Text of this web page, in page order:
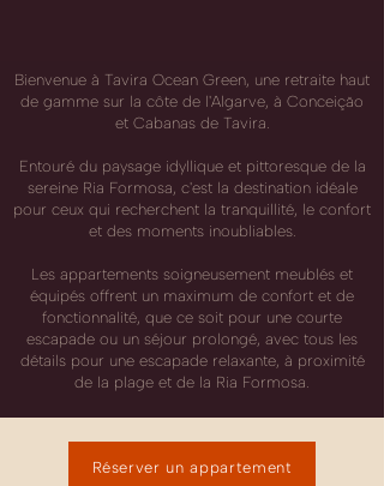
Bienvenue à Tavira Ocean Green, une retraite haut
de gamme sur la côte de l'Algarve, à Conceição
et Cabanas de Tavira.
Entouré du paysage idyllique et pittoresque de la
sereine Ria Formosa, c'est la destination idéale
pour ceux qui recherchent la tranquillité, le confort
et des moments inoubliables.
Les appartements soigneusement meublés et
équipés offrent un maximum de confort et de
fonctionnalité, que ce soit pour une courte
escapade ou un séjour prolongé, avec tous les
détails pour une escapade relaxante, à proximité
de la plage et de la Ria Formosa.
Réserver un appartement